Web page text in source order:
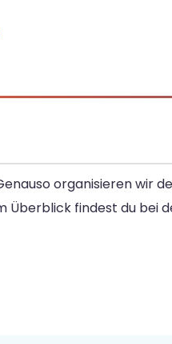
organisieren wir
Überblick findest du bei